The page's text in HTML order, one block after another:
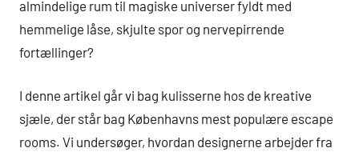
almindelige rum til magiske universer fyldt med
hemmelige låse, skjulte spor og nervepirrende
fortællinger?
I denne artikel går vi bag kulisserne hos de kreative
sjæle, der står bag Københavns mest populære escape
rooms. Vi undersøger, hvordan designerne arbejder fra